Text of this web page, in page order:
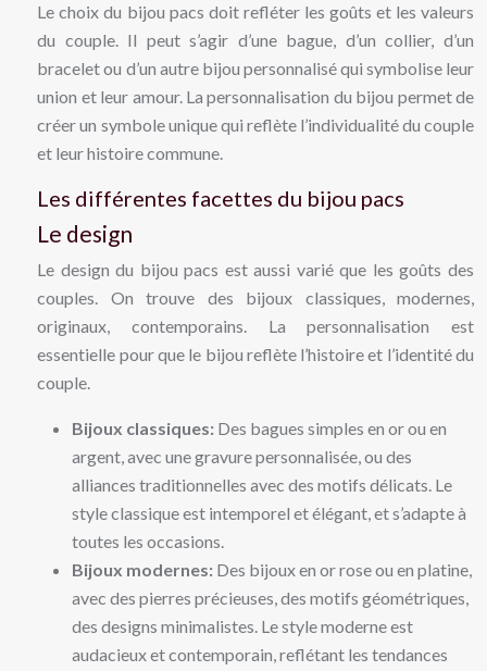
Le choix du bijou pacs doit refléter les goûts et les valeurs
du couple. Il peut s’agir d’une bague, d’un collier, d’un
bracelet ou d’un autre bijou personnalisé qui symbolise leur
union et leur amour. La personnalisation du bijou permet de
créer un symbole unique qui reflète l’individualité du couple
et leur histoire commune.
Les différentes facettes du bijou pacs
Le design
Le design du bijou pacs est aussi varié que les goûts des
couples. On trouve des bijoux classiques, modernes,
originaux, contemporains. La personnalisation est
essentielle pour que le bijou reflète l’histoire et l’identité du
couple.
Bijoux classiques: Des bagues simples en or ou en
argent, avec une gravure personnalisée, ou des
alliances traditionnelles avec des motifs délicats. Le
style classique est intemporel et élégant, et s’adapte à
toutes les occasions.
Bijoux modernes: Des bijoux en or rose ou en platine,
avec des pierres précieuses, des motifs géométriques,
des designs minimalistes. Le style moderne est
audacieux et contemporain, reflétant les tendances